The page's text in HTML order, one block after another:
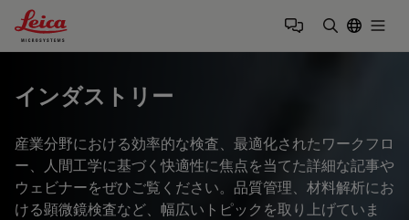
Leica Microsystems Logo
インダストリー
産業分野における効率的な検査、最適化されたワークフロ
ー、人間工学に基づく快適性に焦点を当てた詳細な記事や
ウェビナーをぜひご覧ください。品質管理、材料解析にお
ける顕微鏡検査など、幅広いトピックを取り上げていま